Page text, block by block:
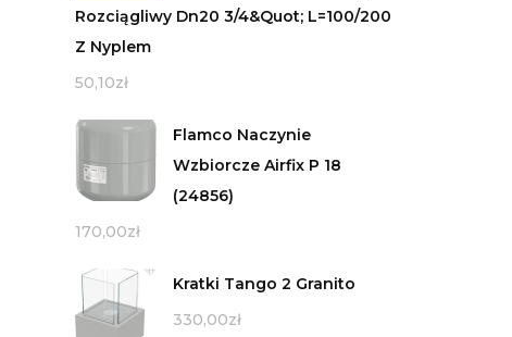
Rozciągliwy Dn20 3/4&Quot; L=100/200
Z Nyplem
50,10zł
Flamco Naczynie
Wzbiorcze Airfix P 18
(24856)
170,00zł
Kratki Tango 2 Granito
330,00zł